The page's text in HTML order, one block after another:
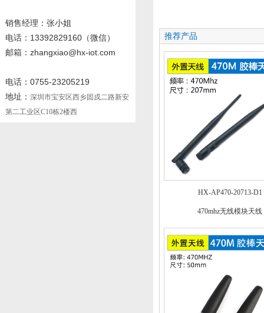
销售经理：张小姐
电话 ：13392829160 （微信）
邮箱：zhangxiao@hx-iot.com
电话：0755-23205219
地址： 深圳市宝安区西乡固戍二路新安
第二工业区C10栋2楼西
推荐产品
HX-AP470-20713-D1
470mhz无线模块天线